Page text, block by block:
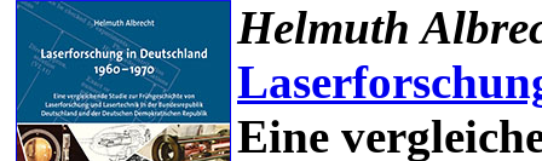
Helmuth
Eine